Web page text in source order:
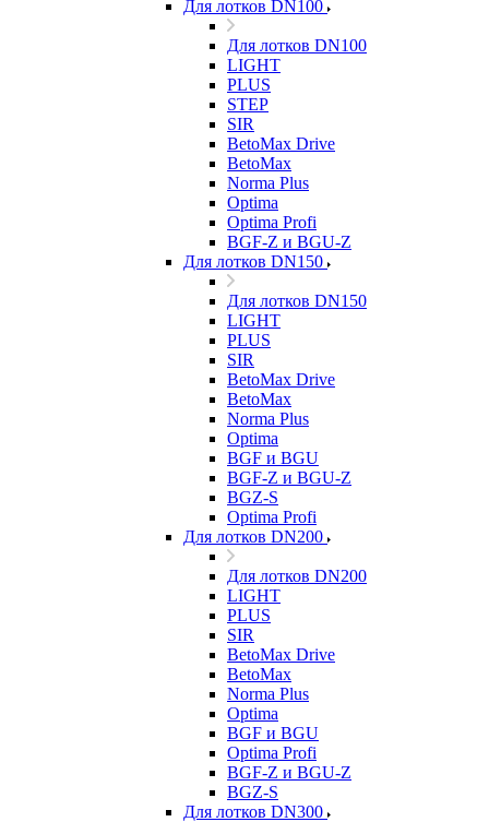
Для лотков DN100
Для лотков DN100
LIGHT
PLUS
STEP
SIR
BetoMax Drive
BetoMax
Norma Plus
Optima
Optima Profi
BGF-Z и BGU-Z
Для лотков DN150
Для лотков DN150
LIGHT
PLUS
SIR
BetoMax Drive
BetoMax
Norma Plus
Optima
BGF и BGU
BGF-Z и BGU-Z
BGZ-S
Optima Profi
Для лотков DN200
Для лотков DN200
LIGHT
PLUS
SIR
BetoMax Drive
BetoMax
Norma Plus
Optima
BGF и BGU
Optima Profi
BGF-Z и BGU-Z
BGZ-S
Для лотков DN300